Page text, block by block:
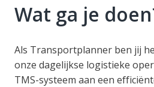
Wat ga je
Als Transportplanner ben jij
onze dagelijkse logistieke
TMS-systeem aan een